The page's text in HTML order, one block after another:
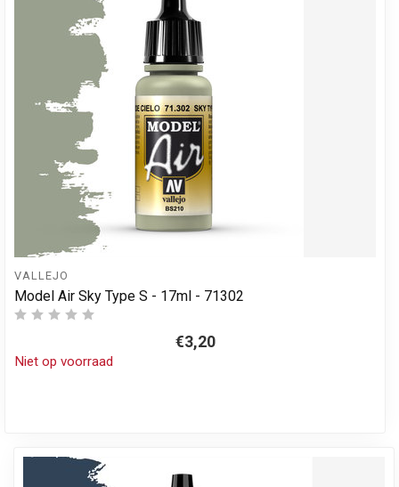
VALLEJO
Model Air Sky Type S - 17ml - 71302
€3,20
Niet op voorraad